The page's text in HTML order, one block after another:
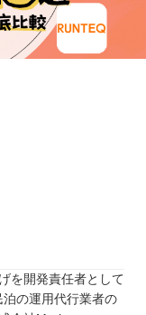
を開発責任者として
の運用代行業者の